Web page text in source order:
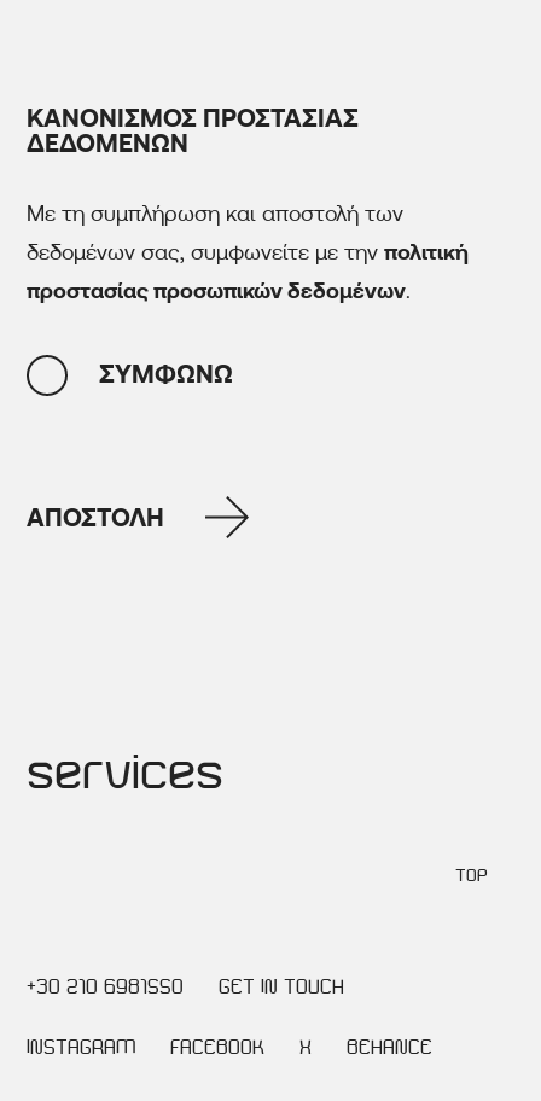
ΚΑΝΟΝΙΣΜΟΣ ΠΡΟΣΤΑΣΙΑΣ
ΔΕΔΟΜΕΝΩΝ
Με τη συμπλήρωση και αποστολή των
δεδομένων σας, συμφωνείτε με τηνπολιτική
προστασίας προσωπικών δεδομένων.
ΣΥΜΦΩΝΩ
ΑΠΟΣΤΟΛΗ
services
TOP
+30 210 6981550 GET IN TOUCH
INSTAGRAM FACEBOOK X BEHANCE